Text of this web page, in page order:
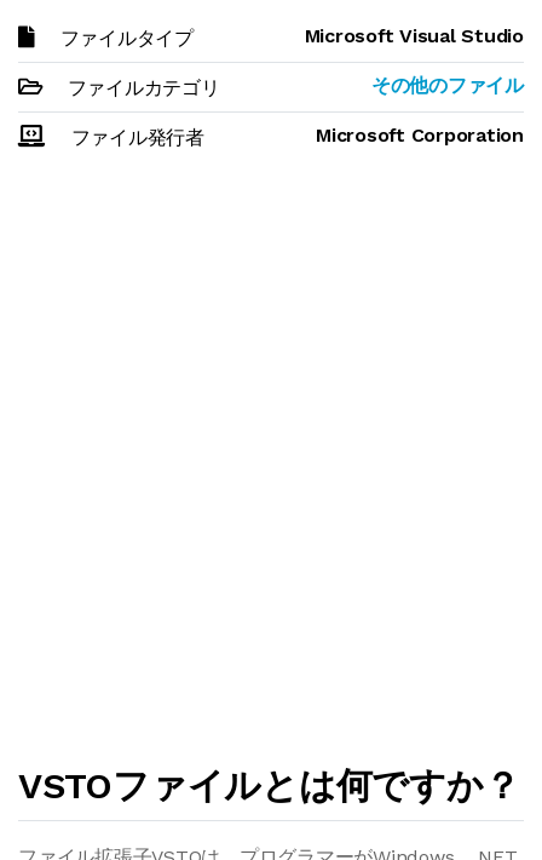
ファイルタイプ Microsoft Visual Studio
ファイルカテゴリ その他のファイル
ファイル発行者 Microsoft Corporation
VSTOファイルとは何ですか？